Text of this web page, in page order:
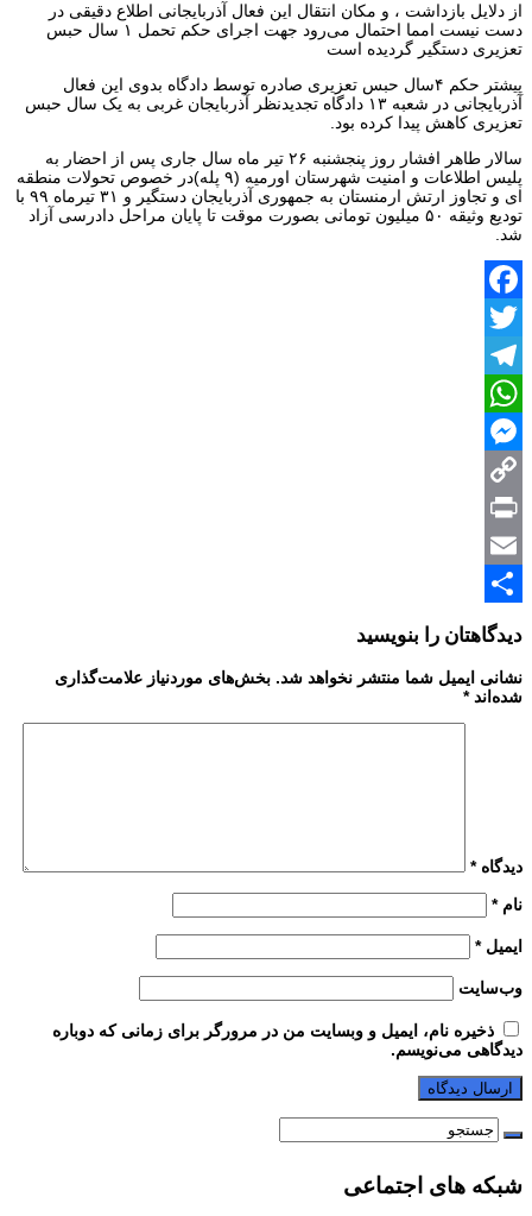
از دلایل بازداشت ، و مکان انتقال این فعال آذربایجانی اطلاع دقیقی در
دست نیست امما احتمال می‌رود جهت اجرای حکم تحمل ۱ سال حبس
تعزیری دستگیر گردیده است
پیشتر حکم ۴سال حبس تعزیری صادره توسط دادگاه بدوی این فعال
آذربایجانی در شعبه ١٣ دادگاه تجدیدنظر آذربایجان غربی به یک سال حبس
تعزیری کاهش پیدا کرده بود.
سالار طاهر افشار روز پنجشنبه ۲۶ تیر ماه سال جاری پس از احضار به
پلیس اطلاعات و امنیت شهرستان اورمیه (۹ پله)در خصوص تحولات منطقه
ای و تجاوز ارتش ارمنستان به جمهوری آذربایجان دستگیر و ۳۱ تیرماه ۹۹ با
تودیع وثیقه ۵۰ میلیون تومانی بصورت موقت تا پایان مراحل دادرسی آزاد
شد.
Facebook
Twitter
Telegram
WhatsApp
Messenger
Copy
Link
Print
Email
Share
دیدگاهتان را بنویسید
نشانی ایمیل شما منتشر نخواهد شد. بخش‌های موردنیاز علامت‌گذاری
شده‌اند*
دیدگاه*
نام*
ایمیل*
وب‌سایت
ذخیره نام، ایمیل و وبسایت من در مرورگر برای زمانی که دوباره
دیدگاهی می‌نویسم.
شبکه های اجتماعی